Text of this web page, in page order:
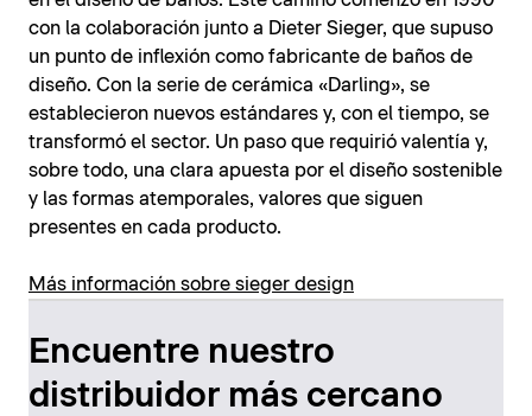
con la colaboración junto a Dieter Sieger, que supuso
un punto de inflexión como fabricante de baños de
diseño. Con la serie de cerámica «Darling», se
establecieron nuevos estándares y, con el tiempo, se
transformó el sector. Un paso que requirió valentía y,
sobre todo, una clara apuesta por el diseño sostenible
y las formas atemporales, valores que siguen
presentes en cada producto.
Más información sobre sieger design
Encuentre nuestro
distribuidor más cercano